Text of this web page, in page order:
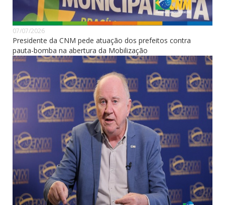
07/07/2026
Presidente da CNM pede atuação dos prefeitos contra
pauta-bomba na abertura da Mobilização